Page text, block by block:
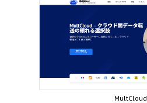
MultCloud